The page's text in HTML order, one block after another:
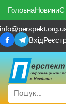
ГоловнаНовини
Вхід